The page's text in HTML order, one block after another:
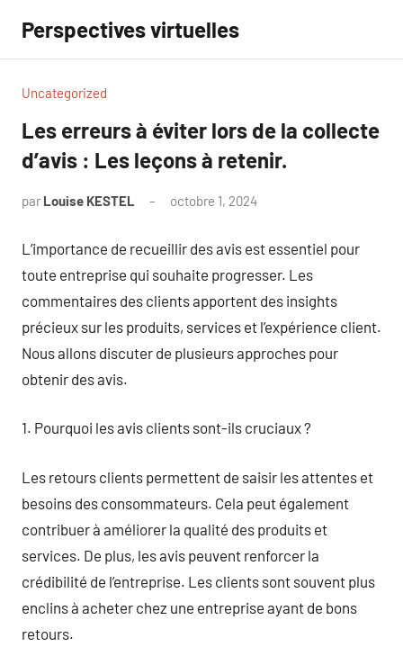
contenu
Perspectives virtuelles
Uncategorized
Les erreurs à éviter lors de la collecte
d’avis : Les leçons à retenir.
par Louise KESTEL octobre 1, 2024
L’importance de recueillir des avis est essentiel pour
toute entreprise qui souhaite progresser. Les
commentaires des clients apportent des insights
précieux sur les produits, services et l’expérience client.
Nous allons discuter de plusieurs approches pour
obtenir des avis.
1. Pourquoi les avis clients sont-ils cruciaux ?
Les retours clients permettent de saisir les attentes et
besoins des consommateurs. Cela peut également
contribuer à améliorer la qualité des produits et
services. De plus, les avis peuvent renforcer la
crédibilité de l’entreprise. Les clients sont souvent plus
enclins à acheter chez une entreprise ayant de bons
retours.